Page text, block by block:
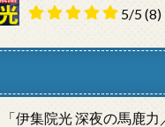
5/5(8)
「伊集院光 深夜の馬鹿